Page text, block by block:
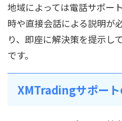
地域によっては電話サポー
時や直接会話による説明が
り、即座に解決策を提示し
です。
XMTradingサポー